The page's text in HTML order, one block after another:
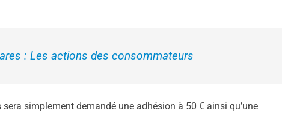
: Les actions des consommateurs
simplement demandé une adhésion à 50 € ainsi qu’une